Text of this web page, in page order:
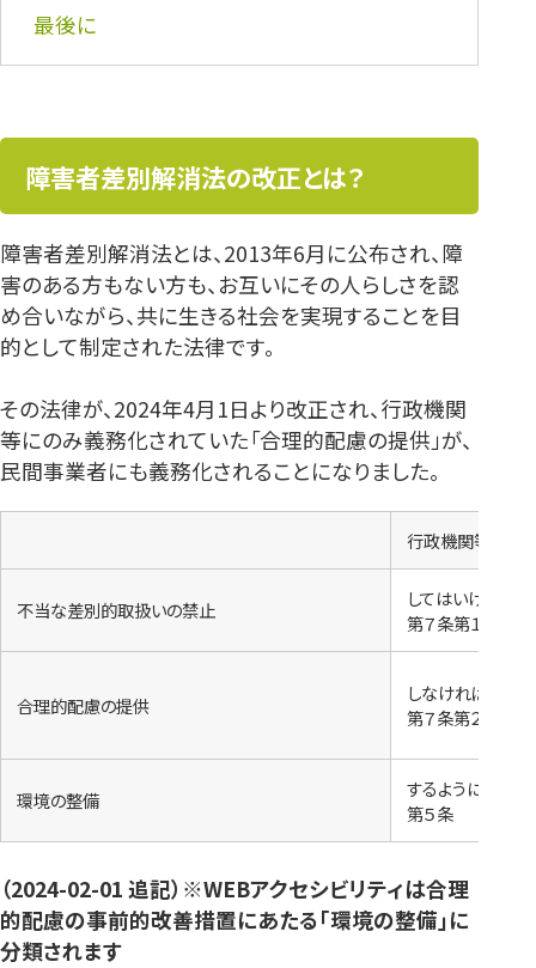
最後に
障害者差別解消法の改正とは？
障害者差別解消法とは、2013年6月に公布され、障
害のある方もない方も、お互いにその人らしさを認
め合いながら、共に生きる社会を実現することを目
的として制定された法律です。
その法律が、2024年4月1日より改正され、行政機関
等にのみ義務化されていた「合理的配慮の提供」が、
民間事業者にも義務化されることになりました。
行政機関等
不当な差別的取扱いの禁止
してはいけない（
第７条第１項
合理的配慮の提供
しなければならな
第７条第２項
環境の整備
するように努力（
第５条
（2024-02-01 追記）※WEBアクセシビリティは合理
的配慮の事前的改善措置にあたる「環境の整備」に
分類されます